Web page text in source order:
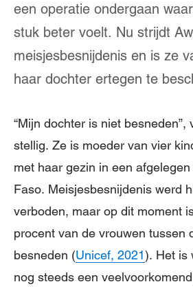
een operatie ondergaan
stuk beter voelt. Nu strijdt
meisjesbesnijdenis en is ze
haar dochter ertegen te
“Mijn dochter is niet besneden”,
stellig. Ze is moeder van vier
met haar gezin in een
Faso. Meisjesbesnijdenis werd
verboden, maar op dit moment
procent van de vrouwen tussen
besneden (Unicef, 2021). Het is
nog steeds een